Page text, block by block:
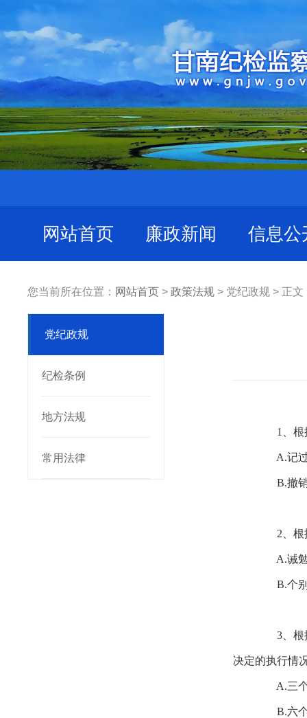
网站首页 廉政新闻 信息公
您当前所在位置： 网站首页 > 政策法规 > 党纪政规 > 正文
党纪政规
纪检条例
地方法规
常用法律
1、根据
A.记过
B.撤销
2、根据
A.诫
B.个
3、根据
决定的执行情
A.三
B.六